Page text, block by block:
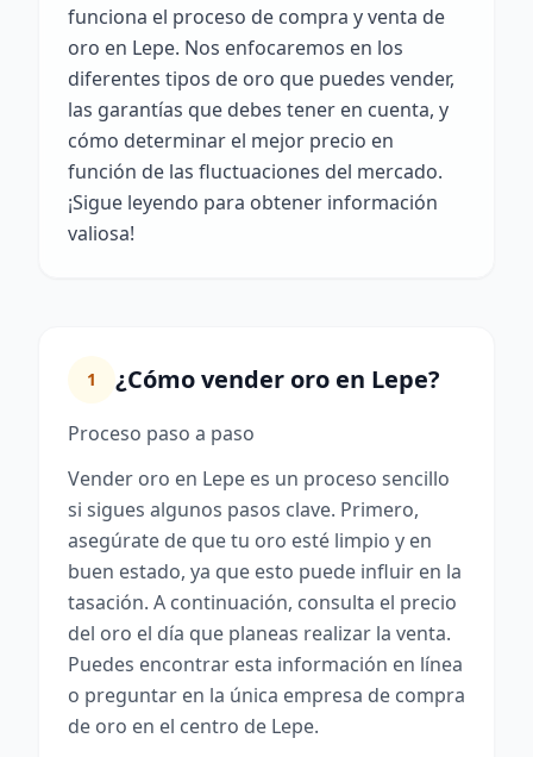
funciona el proceso de compra y venta de
oro en Lepe. Nos enfocaremos en los
diferentes tipos de oro que puedes vender,
las garantías que debes tener en cuenta, y
cómo determinar el mejor precio en
función de las fluctuaciones del mercado.
¡Sigue leyendo para obtener información
valiosa!
1 ¿Cómo vender oro en Lepe?
Proceso paso a paso
Vender oro en Lepe es un proceso sencillo
si sigues algunos pasos clave. Primero,
asegúrate de que tu oro esté limpio y en
buen estado, ya que esto puede influir en la
tasación. A continuación, consulta el precio
del oro el día que planeas realizar la venta.
Puedes encontrar esta información en línea
o preguntar en la única empresa de compra
de oro en el centro de Lepe.